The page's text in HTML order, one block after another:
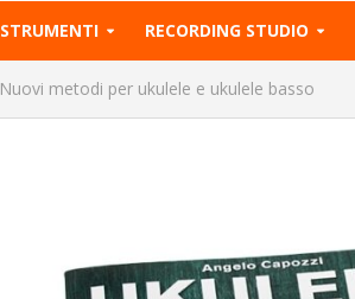
STRUMENTI RECORDING STUDIO
Nuovi metodi per ukulele e ukulele basso